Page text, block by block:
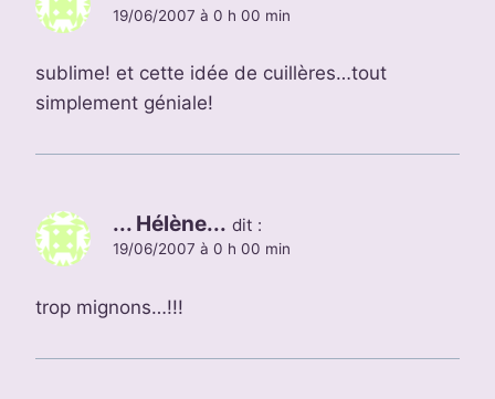
19/06/2007 à 0 h 00 min
sublime! et cette idée de cuillères…tout
simplement géniale!
... Hélène... dit :
19/06/2007 à 0 h 00 min
trop mignons…!!!